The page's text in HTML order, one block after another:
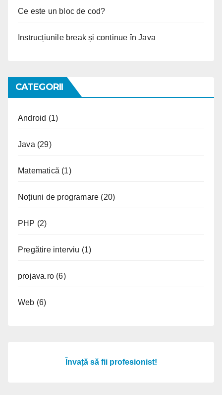
Ce este un bloc de cod?
Instrucțiunile break și continue în Java
CATEGORII
Android (1)
Java (29)
Matematică (1)
Noțiuni de programare (20)
PHP (2)
Pregătire interviu (1)
projava.ro (6)
Web (6)
Învață să fii profesionist!